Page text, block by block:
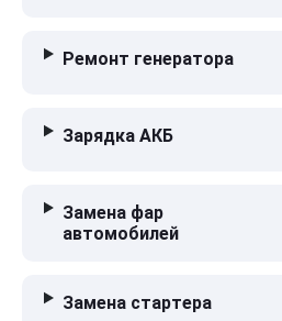
Ремонт генератора
Зарядка АКБ
Замена фар
автомобилей
Замена стартера